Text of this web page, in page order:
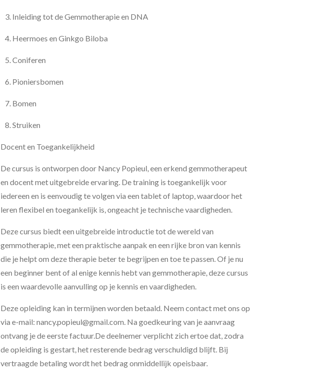
Inleiding tot de Gemmotherapie en DNA
Heermoes en Ginkgo Biloba
Coniferen
Pioniersbomen
Bomen
Struiken
Docent en Toegankelijkheid
De cursus is ontworpen door Nancy Popieul , een erkend gemmotherapeut
en docent met uitgebreide ervaring. De training is toegankelijk voor
iedereen en is eenvoudig te volgen via een tablet of laptop, waardoor het
leren flexibel en toegankelijk is, ongeacht je technische vaardigheden.
Deze cursus biedt een uitgebreide introductie tot de wereld van
gemmotherapie, met een praktische aanpak en een rijke bron van kennis
die je helpt om deze therapie beter te begrijpen en toe te passen. Of je nu
een beginner bent of al enige kennis hebt van gemmotherapie, deze cursus
is een waardevolle aanvulling op je kennis en vaardigheden.
Deze opleiding kan in termijnen worden betaald. Neem contact met ons op
via e-mail: nancy.popieul@gmail.com. Na goedkeuring van je aanvraag
ontvang je de eerste factuur.De deelnemer verplicht zich ertoe dat, zodra
de opleiding is gestart, het resterende bedrag verschuldigd blijft. Bij
vertraagde betaling wordt het bedrag onmiddellijk opeisbaar.